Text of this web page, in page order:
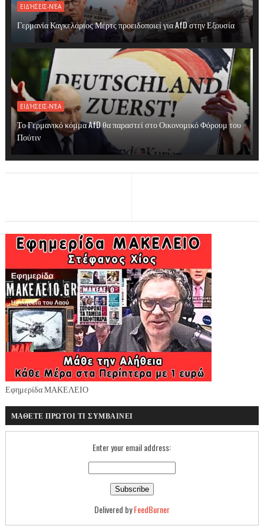
ΕΙΔΉΣΕΙΣ-ΝΈΑ
Γερμανία Καγκελάριος Μέρτς προειδοποιεί για AfD στην Εξουσία
ΕΙΔΉΣΕΙΣ-ΝΈΑ
Το Γερμανικό κόμμα AfD θα παραστεί στο Οικονομικό Φόρουμ του
Πούτιν
Εφημερίδα ΜΑΚΕΛΕΙΟ
ΜΑΘΕΤΕ ΠΡΩΤΟΙ ΤΙ ΣΥΜΒΑΙΝΕΙ
Enter your email address:
Delivered byFeedBurner